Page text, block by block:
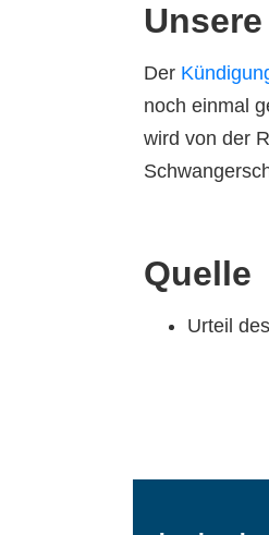
Der
noch einmal
wird von der
Quelle
Urteil